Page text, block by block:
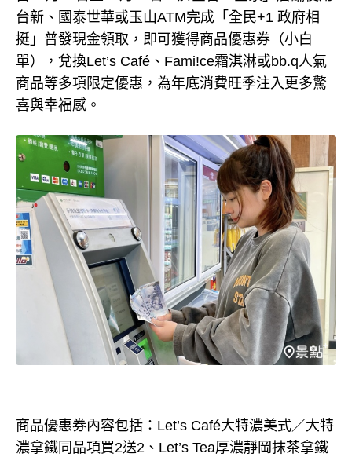
台新、國泰世華或玉山ATM完成「全民+1 政府相
挺」普發現金領取，即可獲得商品優惠券（小白
單），兌換Let’s Café、Fami!ce霜淇淋或bb.q人氣
商品等多項限定優惠，為年底消費旺季注入更多驚
喜與幸福感。
商品優惠券內容包括：Let’s Café大特濃美式／大特
濃拿鐵同品項買2送2、Let’s Tea厚濃靜岡抹茶拿鐵